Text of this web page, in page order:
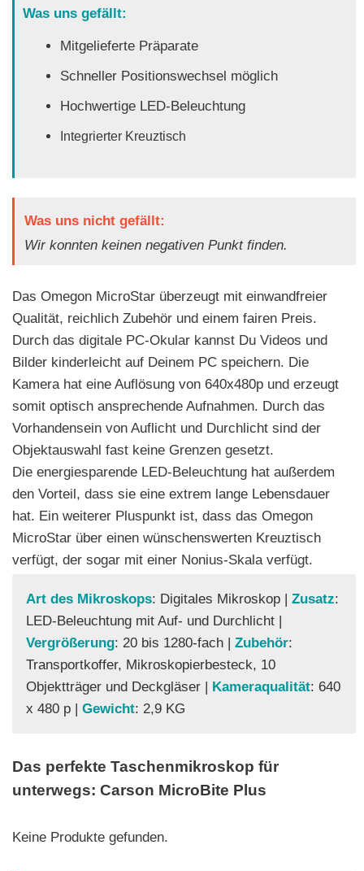
Was uns gefällt:
Mitgelieferte Präparate
Schneller Positionswechsel möglich
Hochwertige LED-Beleuchtung
Integrierter Kreuztisch
Was uns nicht gefällt:
Wir konnten keinen negativen Punkt finden.
Das Omegon MicroStar überzeugt mit einwandfreier
Qualität, reichlich Zubehör und einem fairen Preis.
Durch das digitale PC-Okular kannst Du Videos und
Bilder kinderleicht auf Deinem PC speichern. Die
Kamera hat eine Auflösung von 640x480p und erzeugt
somit optisch ansprechende Aufnahmen. Durch das
Vorhandensein von Auflicht und Durchlicht sind der
Objektauswahl fast keine Grenzen gesetzt.
Die energiesparende LED-Beleuchtung hat außerdem
den Vorteil, dass sie eine extrem lange Lebensdauer
hat. Ein weiterer Pluspunkt ist, dass das Omegon
MicroStar über einen wünschenswerten Kreuztisch
verfügt, der sogar mit einer Nonius-Skala verfügt.
Art des Mikroskops: Digitales Mikroskop | Zusatz:
LED-Beleuchtung mit Auf- und Durchlicht |
Vergrößerung: 20 bis 1280-fach | Zubehör:
Transportkoffer, Mikroskopierbesteck, 10
Objektträger und Deckgläser | Kameraqualität: 640
x 480 p | Gewicht: 2,9 KG
Das perfekte Taschenmikroskop für
unterwegs: Carson MicroBite Plus
Keine Produkte gefunden.